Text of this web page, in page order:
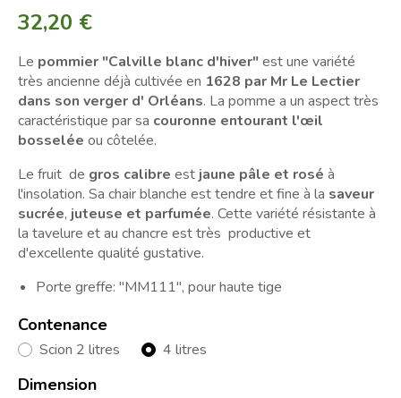
32,20 €
Le pommier "Calville blanc d'hiver"est une variété
très ancienne déjà cultivée en 1628 par Mr Le Lectier
dans son verger d' Orléans. La pomme a un aspect très
caractéristique par sa couronne entourant l'œil
bosselée ou côtelée.
Le fruit de gros calibre est jaune pâle et rosé à
l'insolation. Sa chair blanche est tendre et fine à la saveur
sucrée, juteuse et parfumée. Cette variété résistante à
la tavelure et au chancre est très productive et
d'excellente qualité gustative.
Porte greffe: "MM111", pour haute tige
Contenance
Scion 2 litres 4 litres
Dimension